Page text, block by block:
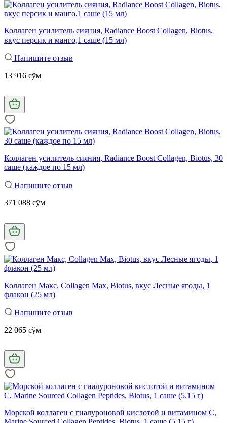
Коллаген усилитель сияния, Radiance Boost Collagen, Biotus,
вкус персик и манго,1 саше (15 мл)
Напишите отзыв
13 916 сўм
Коллаген усилитель сияния, Radiance Boost Collagen, Biotus, 30
саше (каждое по 15 мл)
Напишите отзыв
371 088 сўм
Коллаген Макс, Collagen Max, Biotus, вкус Лесные ягоды, 1
флакон (25 мл)
Напишите отзыв
22 065 сўм
Морской коллаген с гиалуроновой кислотой и витамином С,